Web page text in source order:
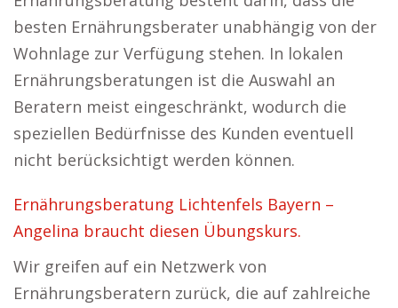
besten Ernährungsberater unabhängig von der
Wohnlage zur Verfügung stehen. In lokalen
Ernährungsberatungen ist die Auswahl an
Beratern meist eingeschränkt, wodurch die
speziellen Bedürfnisse des Kunden eventuell
nicht berücksichtigt werden können.
Ernährungsberatung Lichtenfels Bayern –
Angelina braucht diesen Übungskurs.
Wir greifen auf ein Netzwerk von
Ernährungsberatern zurück, die auf zahlreiche